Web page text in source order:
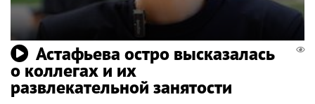
Астафьева остро высказалась
о коллегах и их
развлекательной занятости